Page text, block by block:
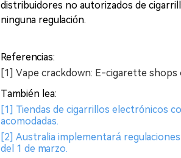
distribuidores no autorizados de
ninguna regulación.
Referencias:
[1] Vape crackdown: E-cigarette
También lea:
[1] Tiendas de cigarrillos electrónicos
acomodadas.
[2] Australia implementará
del 1 de marzo.